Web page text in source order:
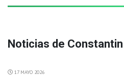
Noticias de
17 MAYO 2026